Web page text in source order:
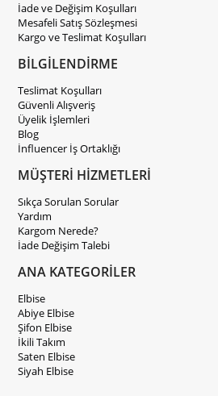
İade ve Değişim Koşulları
Mesafeli Satış Sözleşmesi
Kargo ve Teslimat Koşulları
BİLGİLENDİRME
Teslimat Koşulları
Güvenli Alışveriş
Üyelik İşlemleri
Blog
İnfluencer İş Ortaklığı
MÜŞTERİ HİZMETLERİ
Sıkça Sorulan Sorular
Yardım
Kargom Nerede?
İade Değişim Talebi
ANA KATEGORİLER
Elbise
Abiye Elbise
Şifon Elbise
İkili Takım
Saten Elbise
Siyah Elbise